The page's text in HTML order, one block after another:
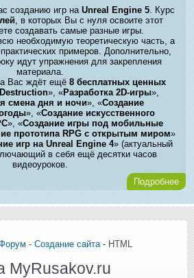
созданию игр наUnreal Engine 5 . Курс
, в которых Вы с нуля освоите этот
создавать самые разные игры.
необходимую теоретическую часть, а
примеров. Дополнительно,
идут упражнения для закрепления
материала.
Вас ждёт ещё8 бесплатных ценных
», «Разработка 2D-игры»,
смена дня и ночи», «Создание
», «Создание искусственного
», «Создание игры под мобильные
прототипа RPG с открытым миром»
игр на Unreal Engine 4» (актуальный
в себя ещё десятки часов
видеоуроков.
Подробнее
- Создание сайта - HTML
MyRusakov.ru